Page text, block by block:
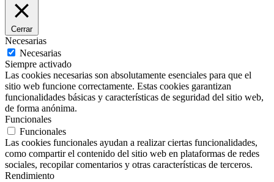
Cerrar
Necesarias
Necesarias
Siempre activado
Las cookies necesarias son absolutamente esenciales para que el
sitio web funcione correctamente. Estas cookies garantizan
funcionalidades básicas y características de seguridad del sitio web,
de forma anónima.
Funcionales
Funcionales
Las cookies funcionales ayudan a realizar ciertas funcionalidades,
como compartir el contenido del sitio web en plataformas de redes
sociales, recopilar comentarios y otras características de terceros.
Rendimiento